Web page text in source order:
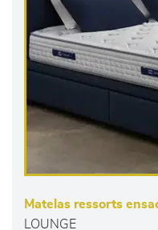
Matelas ressorts
LOUNGE